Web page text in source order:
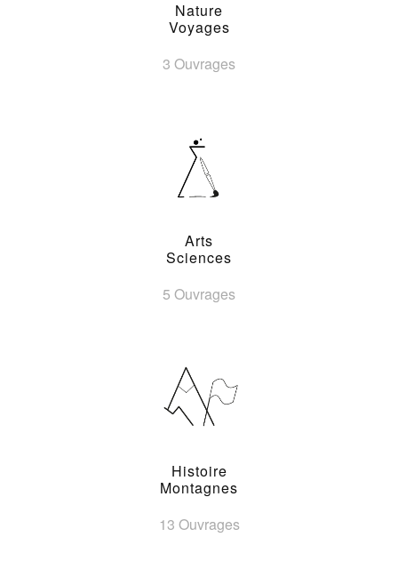
Nature
Voyages
3 Ouvrages
Arts
Sciences
5 Ouvrages
Histoire
Montagnes
13 Ouvrages